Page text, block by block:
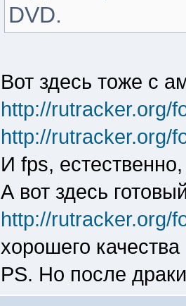
DVD.
Вот здесь тоже с
http://rutracker.org/
http://rutracker.org/
И fps,
А вот здесь
http://rutracker.org/
хорошего
PS. Но после